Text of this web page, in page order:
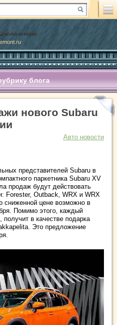
блога
нового Subaru
Авто новости
представителей Subaru в
паркетника Subaru XV
продаж будут действовать
Forester, Outback, WRX и WRX
сниженной цене возможно в
Помимо этого, каждый
получит в качестве подарка
Это предложение